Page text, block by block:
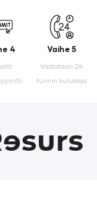
4 Vaihe 5
Vastataan 24
tunnin kuluessa